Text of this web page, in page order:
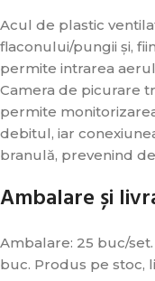
Acul de plastic
flaconului/pungii și,
permite intrarea
Camera de picurare
permite
debitul, iar
branulă, prevenind
Ambalare și
Ambalare: 25 buc/
buc. Produs pe stoc,